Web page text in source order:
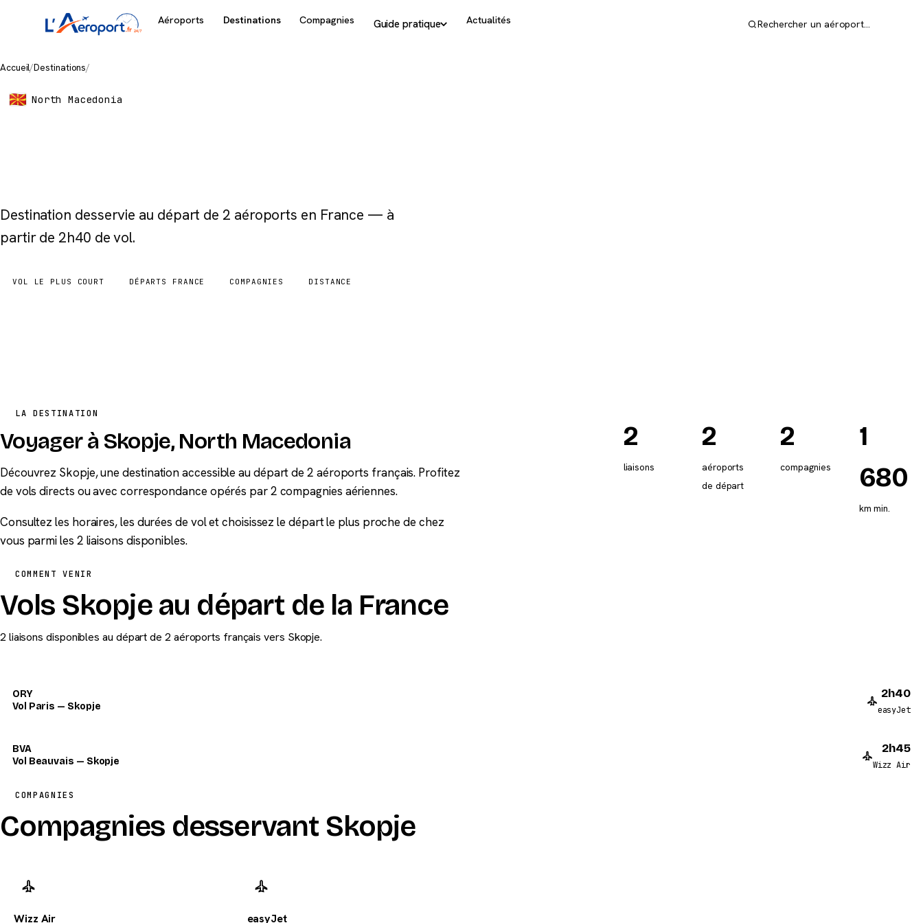
Aéroports Destinations Compagnies Guide pratique Actualités Rechercher un aéroport…
Accueil/Destinations/
North Macedonia
Destination desservie au départ de 2 aéroports en France — à
partir de 2h40 de vol.
VOL LE PLUS COURT DÉPARTS FRANCE COMPAGNIES DISTANCE
LA DESTINATION
Voyager à Skopje, North Macedonia
Découvrez Skopje, une destination accessible au départ de 2 aéroports français. Profitez
de vols directs ou avec correspondance opérés par 2 compagnies aériennes.
Consultez les horaires, les durées de vol et choisissez le départ le plus proche de chez
vous parmi les 2 liaisons disponibles.
2
liaisons
2
aéroports
de départ
2
compagnies
1
680
km min.
COMMENT VENIR
Vols Skopje au départ de la France
2 liaisons disponibles au départ de 2 aéroports français vers Skopje.
ORY
Vol Paris — Skopje
2h40
easyJet
BVA
Vol Beauvais — Skopje
2h45
Wizz Air
COMPAGNIES
Compagnies desservant Skopje
Wizz Air easyJet